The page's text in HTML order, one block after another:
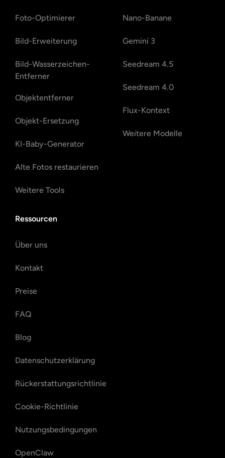
Foto-Optimierer
Bild-Erweiterung
Bild-Wasserzeichen-
Entferner
Objektentferner
Objekt-Ersetzung
KI-Baby-Generator
Alte Fotos restaurieren
Weitere Tools
Nano-Banane
Gemini 3
Seedream 4.5
Seedream 4.0
Flux-Kontext
Weitere Modelle
Ressourcen
Über uns
Kontakt
Preise
FAQ
Blog
Datenschutzerklärung
Rückerstattungsrichtlinie
Cookie-Richtlinie
Nutzungsbedingungen
OpenClaw